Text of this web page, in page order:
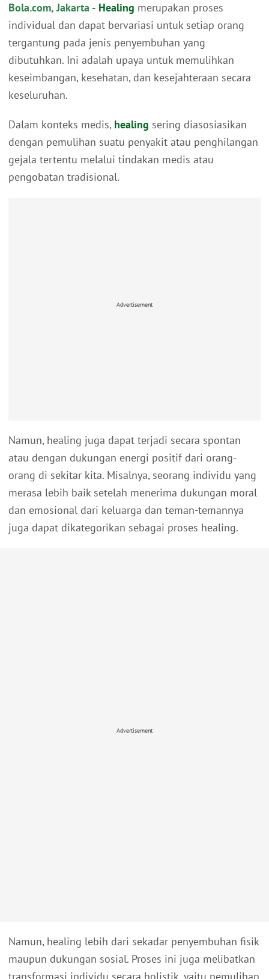
Bola.com, Jakarta - Healing merupakan proses
individual dan dapat bervariasi untuk setiap orang
tergantung pada jenis penyembuhan yang
dibutuhkan. Ini adalah upaya untuk memulihkan
keseimbangan, kesehatan, dan kesejahteraan secara
keseluruhan.
Dalam konteks medis, healing sering diasosiasikan
dengan pemulihan suatu penyakit atau penghilangan
gejala tertentu melalui tindakan medis atau
pengobatan tradisional.
Advertisement
Namun, healing juga dapat terjadi secara spontan
atau dengan dukungan energi positif dari orang-
orang di sekitar kita. Misalnya, seorang individu yang
merasa lebih baik setelah menerima dukungan moral
dan emosional dari keluarga dan teman-temannya
juga dapat dikategorikan sebagai proses healing.
Advertisement
Namun, healing lebih dari sekadar penyembuhan fisik
maupun dukungan sosial. Proses ini juga melibatkan